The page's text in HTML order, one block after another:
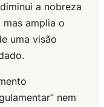
a nobreza
amplia o
uma visão
nem